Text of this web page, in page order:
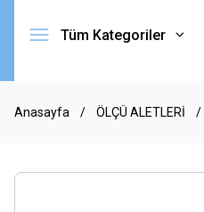
Tüm Kategoriler
Anasayfa ÖLÇÜ ALETLERİ